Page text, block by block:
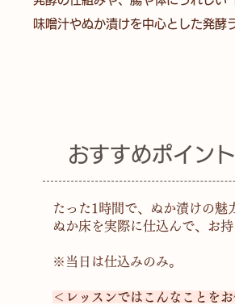
味噌汁やぬか漬けを中心とした発酵
​おすすめポイント
たった1時間で、ぬか漬けの魅
ぬか床を実際に仕込んで、お
※当日は仕込みのみ。
＜レッスンではこんなことを